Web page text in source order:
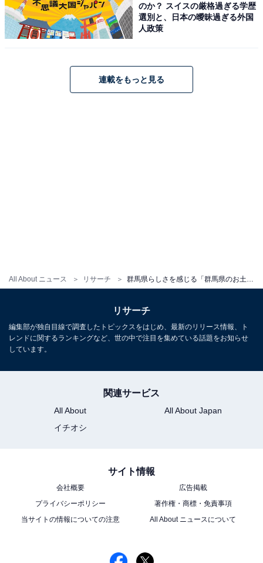
All About ニュース リサーチ
こちらもおすすめ
栃木県らしさを感じる「栃木県のお土産」ラン
キング！ 2位「御用邸チーズケーキ」を抑えた1
のか？ スイスの厳格過ぎる学歴
選別と、日本の曖昧過ぎる外国
人政策
連載をもっと見る
リサーチ
編集部が独自目線で調査したトピックスをはじめ、最新のリリース情報、ト
レンドに関するランキングなど、世の中で注目を集めている話題をお知らせ
しています。
関連サービス
All About
All About Japan
イチオシ
サイト情報
会社概要
広告掲載
プライバシーポリシー
著作権・商標・免責事項
当サイトの情報についての注意
All About ニュースについて